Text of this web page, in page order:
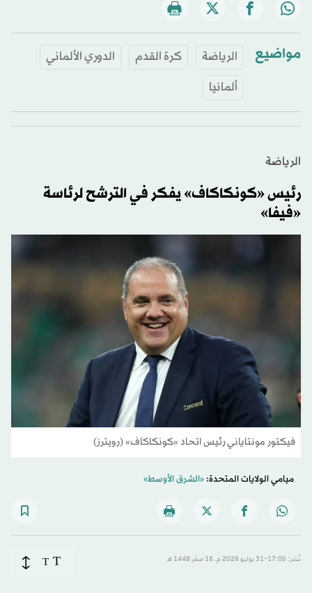
مواضيع الرياضة كرة القدم
الدوري الألماني
ألمانيا
الرياضة
رئيس «كونكاكاف» يفكر في الترشح لرئاسة
«فيفا»
فيكتور مونتاياني رئيس اتحاد «كونكاكاف» (رويترز)
ميامي الولايات المتحدة:«الشرق الأوسط»
نُشر: 17:05-31 يوليو 2026 م ـ 16 صفَر 1448 هـ T
T